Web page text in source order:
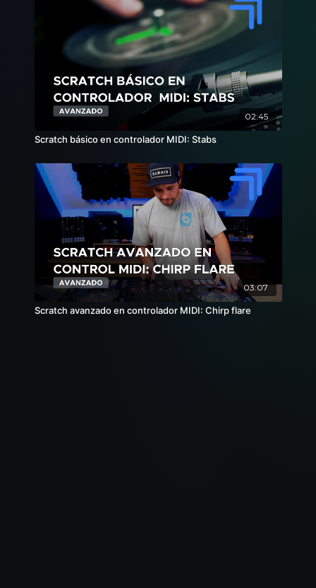
02:45
Scratch básico en controlador MIDI: Stabs
03:07
Scratch avanzado en controlador MIDI: Chirp flare